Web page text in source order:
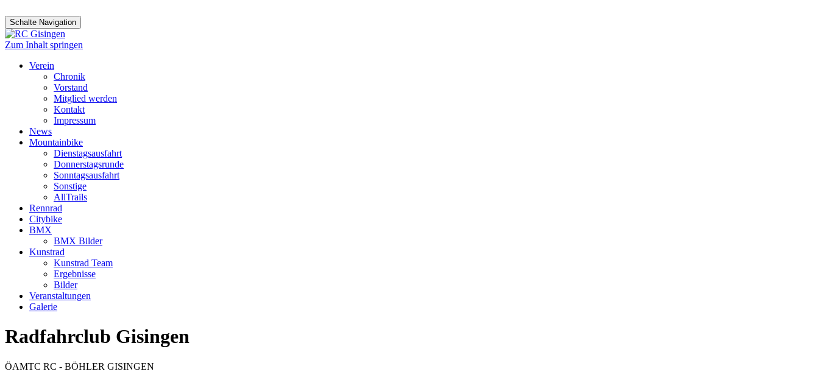
Schalte Navigation
Zum Inhalt springen
Verein
Chronik
Vorstand
Mitglied werden
Kontakt
Impressum
News
Mountainbike
Dienstagsausfahrt
Donnerstagsrunde
Sonntagsausfahrt
Sonstige
AllTrails
Rennrad
Citybike
BMX
BMX Bilder
Kunstrad
Kunstrad Team
Ergebnisse
Bilder
Veranstaltungen
Galerie
Radfahrclub Gisingen
ÖAMTC RC - BÖHLER GISINGEN